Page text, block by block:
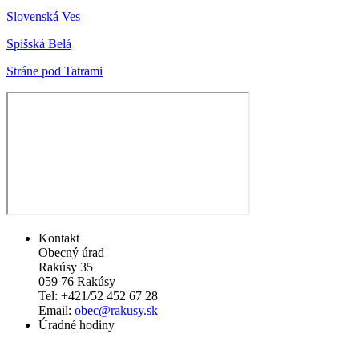
Slovenská Ves
Spišská Belá
Stráne pod Tatrami
Kontakt
Obecný úrad
Rakúsy 35
059 76 Rakúsy
Tel: +421/52 452 67 28
Email: obec@rakusy.sk
Úradné hodiny